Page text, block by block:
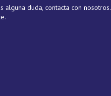
alguna duda, contacta con